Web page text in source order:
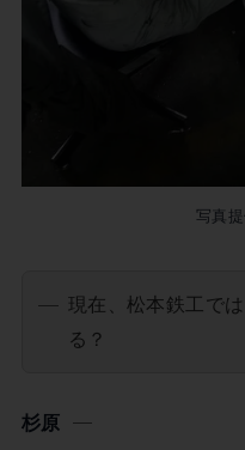
写真
現在、松本鉄工で
る？
杉原